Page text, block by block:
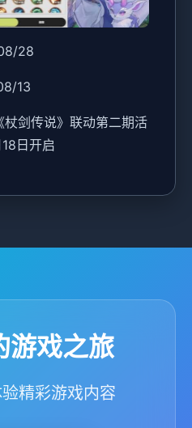
28
13
杖剑传说》联动第二期活
日开启
游戏之旅
精彩游戏内容